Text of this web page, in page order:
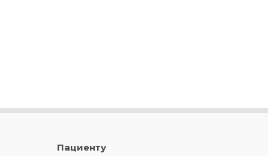
Пациенту